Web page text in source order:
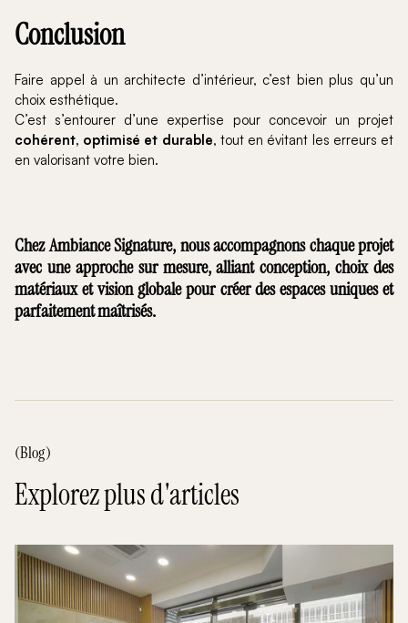
Conclusion
Faire appel à un architecte d’intérieur, c’est bien plus qu’un
choix esthétique.
C’est s’entourer d’une expertise pour concevoir un projet
cohérent, optimisé et durable, tout en évitant les erreurs et
en valorisant votre bien.
Chez Ambiance Signature, nous accompagnons chaque projet
avec une approche sur mesure, alliant conception, choix des
matériaux et vision globale pour créer des espaces uniques et
parfaitement maîtrisés.
(Blog)
Explorez plus d'articles